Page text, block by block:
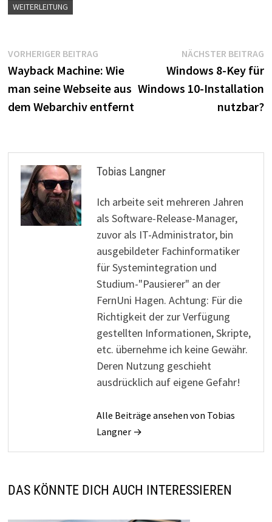
WEITERLEITUNG
Beitragsnavigation
VORHERIGER BEITRAGVorheriger
Beitrag:
Wayback Machine: Wie
man seine Webseite aus
dem Webarchiv entfernt
NÄCHSTER BEITRAG
Windows 8-Key für
Windows 10-Installation
nutzbar?
Tobias Langner
Ich arbeite seit mehreren Jahren
als Software-Release-Manager,
zuvor als IT-Administrator, bin
ausgebildeter Fachinformatiker
für Systemintegration und
Studium-"Pausierer" an der
FernUni Hagen. Achtung: Für die
Richtigkeit der zur Verfügung
gestellten Informationen, Skripte,
etc. übernehme ich keine Gewähr.
Deren Nutzung geschieht
ausdrücklich auf eigene Gefahr!
Alle Beiträge ansehen von Tobias
Langner →
DAS KÖNNTE DICH AUCH INTERESSIEREN